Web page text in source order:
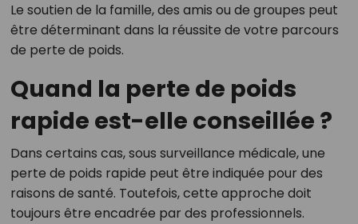
Le soutien de la famille, des amis ou de groupes peut
être déterminant dans la réussite de votre parcours
de perte de poids.
Quand la perte de poids
rapide est-elle conseillée ?
Dans certains cas, sous surveillance médicale, une
perte de poids rapide peut être indiquée pour des
raisons de santé. Toutefois, cette approche doit
toujours être encadrée par des professionnels.